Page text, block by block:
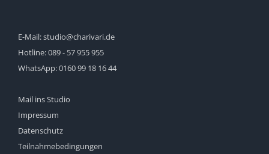
E-Mail:studio@charivari.de
Hotline:089 - 57 955 955
WhatsApp:0160 99 18 16 44
Mail ins Studio
Impressum
Datenschutz
Teilnahmebedingungen